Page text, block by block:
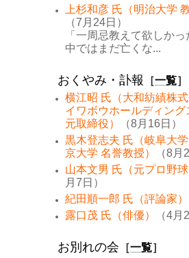
上杉和彦 氏（明治大学
（7月24日）
「一周忌教えて欲しか
中ではまだ亡くな...
おくやみ・訃報 ［一覧
横江昭 氏（大和紡績株
イワボウホールディング
元取締役）
（8月16日）
黒木登志夫 氏（岐阜大
京大学 名誉教授）
（8月
山本文男 氏（元プロ野球
月7日）
紀田順一郎 氏（評論家）
露口茂 氏（俳優）
（4月
お別れの会 ［一覧］